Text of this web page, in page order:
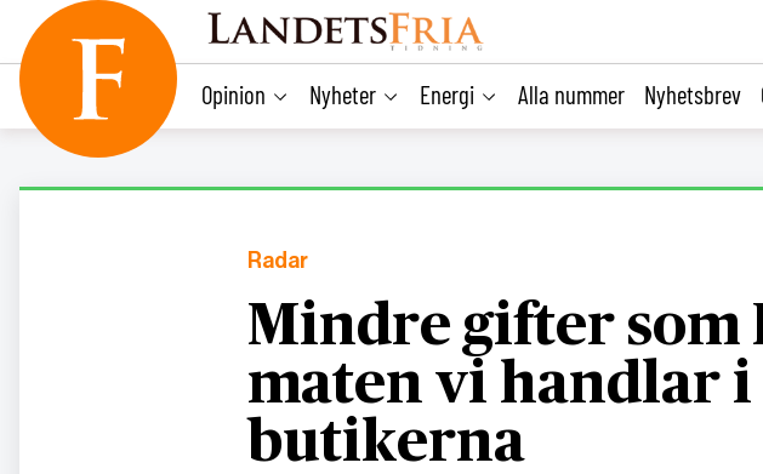
content
Opinion Nyheter Energi Alla nummer Nyhetsbrev
Radar
Mindre gifter som
maten vi handlar i
butikerna